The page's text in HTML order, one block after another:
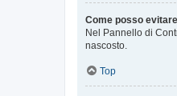
Come posso
Nel Pannello di
nascosto.
Top